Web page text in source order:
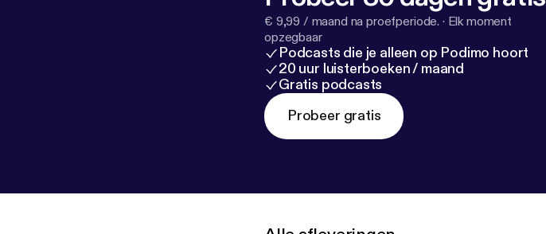
€ 9,99 / maand na proefperiode. · Elk moment
opzegbaar
Podcasts die je alleen op Podimo hoort
20 uur luisterboeken / maand
Gratis podcasts
Probeer gratis